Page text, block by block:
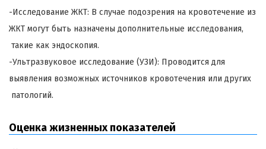
-Исследование ЖКТ: В случае подозрения на кровотечение из
ЖКТ могут быть назначены дополнительные исследования,
такие как эндоскопия.
-Ультразвуковое исследование (УЗИ): Проводится для
выявления возможных источников кровотечения или других
патологий.
Оценка жизненных показателей